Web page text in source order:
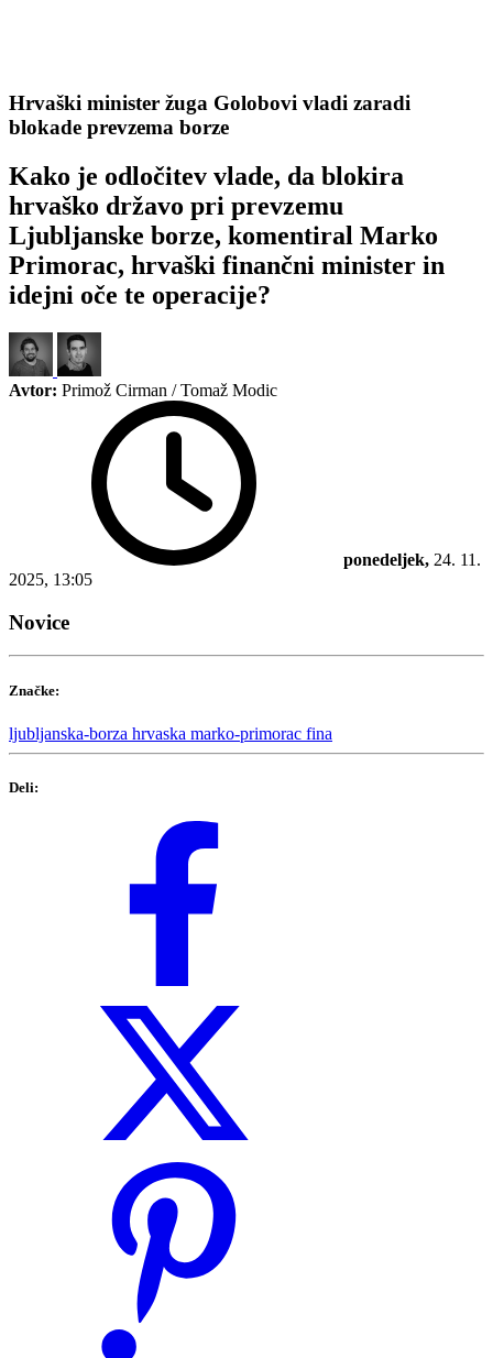
Hrvaški minister žuga Golobovi vladi zaradi
blokade prevzema borze
Kako je odločitev vlade, da blokira
hrvaško državo pri prevzemu
Ljubljanske borze, komentiral Marko
Primorac, hrvaški finančni minister in
idejni oče te operacije?
Avtor: Primož Cirman / Tomaž Modic
ponedeljek, 24. 11.
2025, 13:05
Novice
Značke:
ljubljanska-borza hrvaska marko-primorac fina
Deli: